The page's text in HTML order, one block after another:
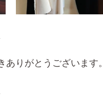
りがとうございます。